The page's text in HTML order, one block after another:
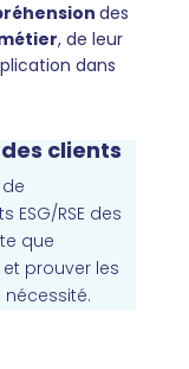
des
, de leur
dans
clients
RSE des
que
prouver les